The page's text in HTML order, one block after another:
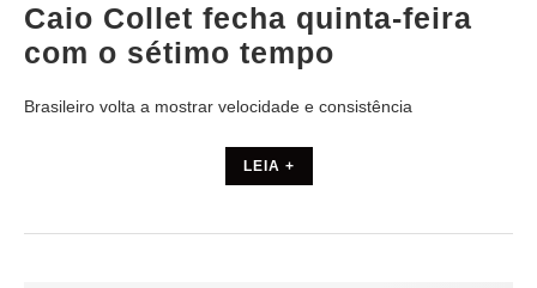
Caio Collet fecha quinta-feira
com o sétimo tempo
Brasileiro volta a mostrar velocidade e consistência
LEIA +